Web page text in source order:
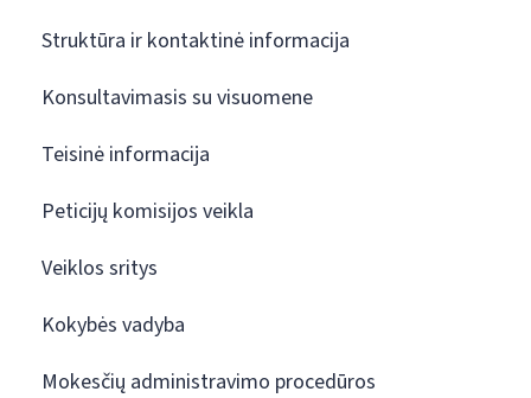
Struktūra ir kontaktinė informacija
Konsultavimasis su visuomene
Teisinė informacija
Peticijų komisijos veikla
Veiklos sritys
Kokybės vadyba
Mokesčių administravimo procedūros